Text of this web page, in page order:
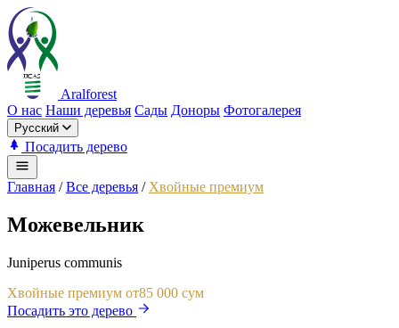
Aralforest
О нас Наши деревья Сады Доноры Фотогалерея
Русский
Посадить дерево
Главная / Все деревья / Хвойные премиум
Можевельник
Juniperus communis
Хвойные премиум от85 000 сум
Посадить это дерево